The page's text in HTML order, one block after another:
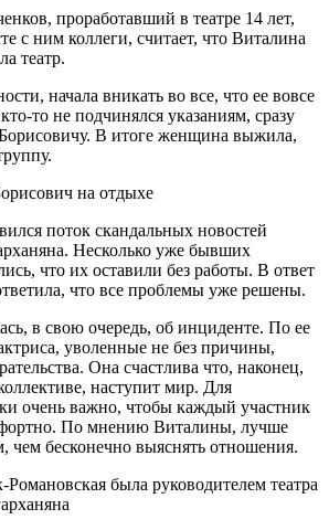
проработавший в театре 14 лет,
с ним коллеги, считает, что Виталина
театр.
начала вникать во все, что ее вовсе
то не подчинялся указаниям, сразу
В итоге женщина выжила,
на отдыхе
поток скандальных новостей
Несколько уже бывших
что их оставили без работы. В ответ
что все проблемы уже решены.
в свою очередь, об инциденте. По ее
уволенные не без причины,
Она счастлива что, наконец,
наступит мир. Для
очень важно, чтобы каждый участник
По мнению Виталины, лучше
чем бесконечно выяснять отношения.
была руководителем театра